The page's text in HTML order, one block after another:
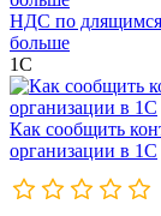
НДС по длящимся
больше
1С
Как сообщить
организации в 1C